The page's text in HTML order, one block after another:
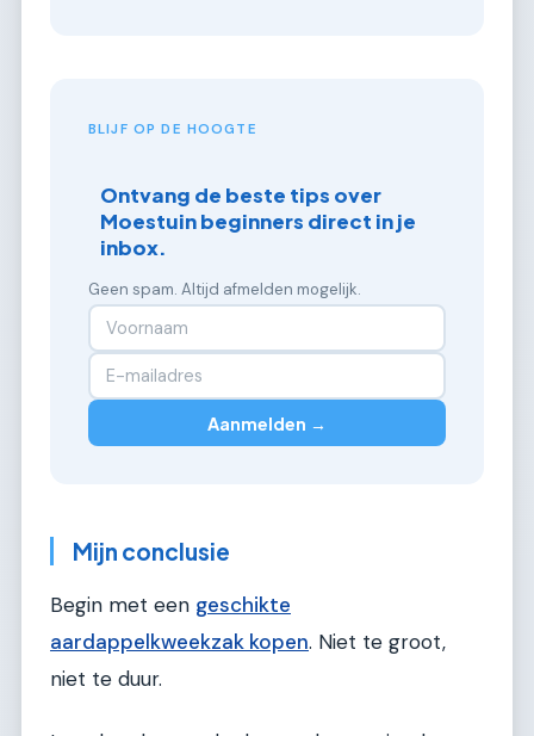
BLIJF OP DE HOOGTE
Ontvang de beste tips over
Moestuin beginners direct in je
inbox.
Geen spam. Altijd afmelden mogelijk.
Aanmelden →
Mijn conclusie
Begin met een geschikte
aardappelkweekzak kopen. Niet te groot,
niet te duur.